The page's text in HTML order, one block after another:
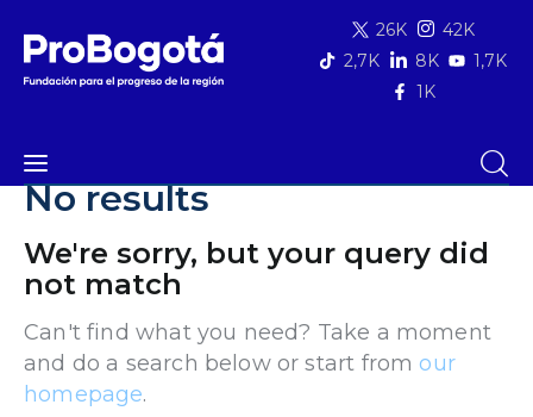
26K
42K
2,7K
8K
1,7K
1K
alcaldías
Quiénes somos
Qué hacemos
Comunicaciones
No results
We're sorry, but your query did
not match
Can't find what you need? Take a moment
and do a search below or start from our
homepage.